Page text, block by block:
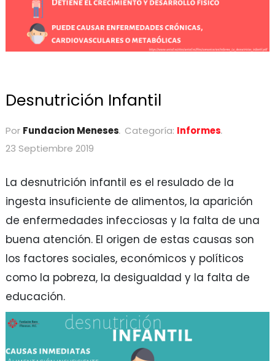
Desnutrición Infantil
Por Fundacion Meneses Categoría: Informes
23 Septiembre 2019
La desnutrición infantil es el resulado de la
ingesta insuficiente de alimentos, la aparición
de enfermedades infecciosas y la falta de una
buena atención. El origen de estas causas son
los factores sociales, económicos y políticos
como la pobreza, la desigualdad y la falta de
educación.